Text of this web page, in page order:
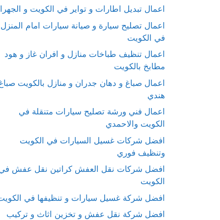
اعمال تبديل اطارات و تواير في الكويت و
اعمال تصليح سيارة و صيانة سيارات امام المنزل
في الكويت
اعمال تنظيف طباخات منازل و افران غاز و هود
مطابخ بالكويت
اعمال صباغ و دهان جدران و منازل بالكويت
هندي
اعمال فني ورشة تصليح سيارات متنقلة في
الكويت والاحمدي
افضل شركات غسيل السيارات في الكويت
وتنظيف فوري
افضل شركات نقل العفش كراتين نقل عفش
الكويت
افضل شركة غسيل سيارات و تنظيفها في
افضل شركة نقل عفش و تخزين اثاث و تركيب